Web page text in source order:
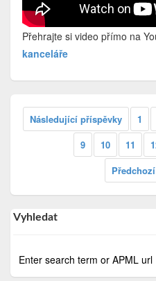
Přehrajte si video přímo na
kanceláře
Následující příspěvky 1
9
10 11
Vyhledat